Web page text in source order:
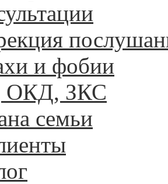
и фобии
ОКД, ЗКС
семьи